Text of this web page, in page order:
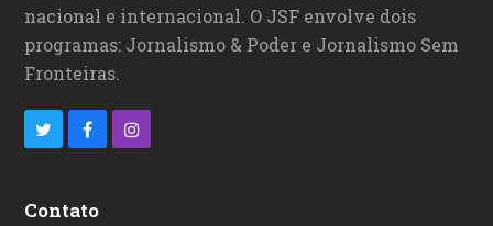
nacional e internacional. O JSF envolve dois
programas: Jornalismo & Poder e Jornalismo Sem
Fronteiras.
i
c
I
Contato